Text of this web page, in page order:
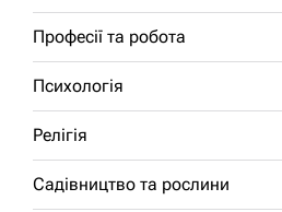
Професії та робота
Психологія
Релігія
Садівництво та рослини